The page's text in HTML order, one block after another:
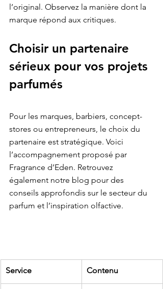
l’original. Observez la manière dont la
marque répond aux critiques.
Choisir un partenaire
sérieux pour vos projets
parfumés
Pour les marques, barbiers, concept-
stores ou entrepreneurs, le choix du
partenaire est stratégique. Voici
l’accompagnement proposé par
Fragrance d’Eden. Retrouvez
également notre blog pour des
conseils approfondis sur le secteur du
Service Contenu